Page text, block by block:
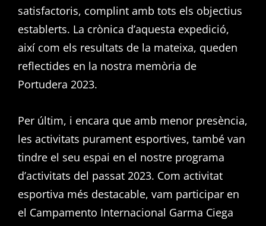
satisfactoris, complint amb tots els objectius
establerts. La crònica d’aquesta expedició,
així com els resultats de la mateixa, queden
reflectides en la nostra memòria de
Portudera 2023.
Per últim, i encara que amb menor presència,
les activitats purament esportives, també van
tindre el seu espai en el nostre programa
d’activitats del passat 2023. Com activitat
esportiva més destacable, vam participar en
el Campamento Internacional Garma Ciega